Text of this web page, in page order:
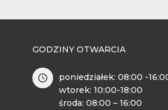
GODZINY OTWARCIA
poniedziałek: 08:00 -
wtorek: 10:00-18:00
środa: 08:00 – 16:00